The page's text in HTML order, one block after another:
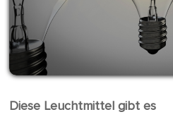
Diese Leuchtmittel gibt es